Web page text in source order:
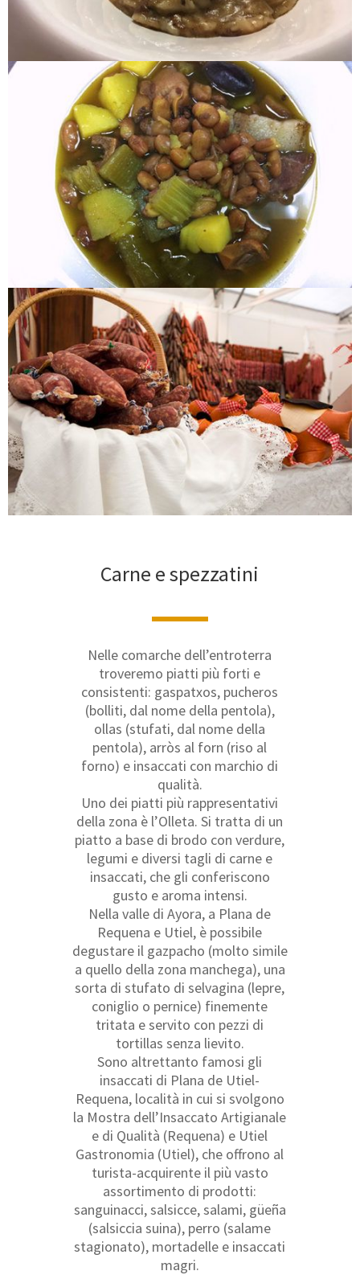
Carne e spezzatini
Nelle comarche dell’entroterra
troveremo piatti più forti e
consistenti: gaspatxos, pucheros
(bolliti, dal nome della pentola),
ollas (stufati, dal nome della
pentola), arròs al forn (riso al
forno) e insaccati con marchio di
qualità.
Uno dei piatti più rappresentativi
della zona è l’Olleta. Si tratta di un
piatto a base di brodo con verdure,
legumi e diversi tagli di carne e
insaccati, che gli conferiscono
gusto e aroma intensi.
Nella valle di Ayora, a Plana de
Requena e Utiel, è possibile
degustare il gazpacho (molto simile
a quello della zona manchega), una
sorta di stufato di selvagina (lepre,
coniglio o pernice) finemente
tritata e servito con pezzi di
tortillas senza lievito.
Sono altrettanto famosi gli
insaccati di Plana de Utiel-
Requena, località in cui si svolgono
la Mostra dell’Insaccato Artigianale
e di Qualità (Requena) e Utiel
Gastronomia (Utiel), che offrono al
turista-acquirente il più vasto
assortimento di prodotti:
sanguinacci, salsicce, salami, güeña
(salsiccia suina), perro (salame
stagionato), mortadelle e insaccati
magri.